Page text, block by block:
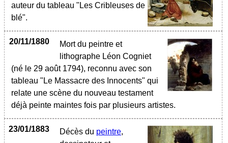
auteur du tableau "Les Cribleuses de
blé".
20/11/1880
Mort du peintre et
lithographe Léon Cogniet
(né le 29 août 1794), reconnu avec son
tableau "Le Massacre des Innocents" qui
relate une scène du nouveau testament
déjà peinte maintes fois par plusieurs artistes.
23/01/1883 Décès du peintre,